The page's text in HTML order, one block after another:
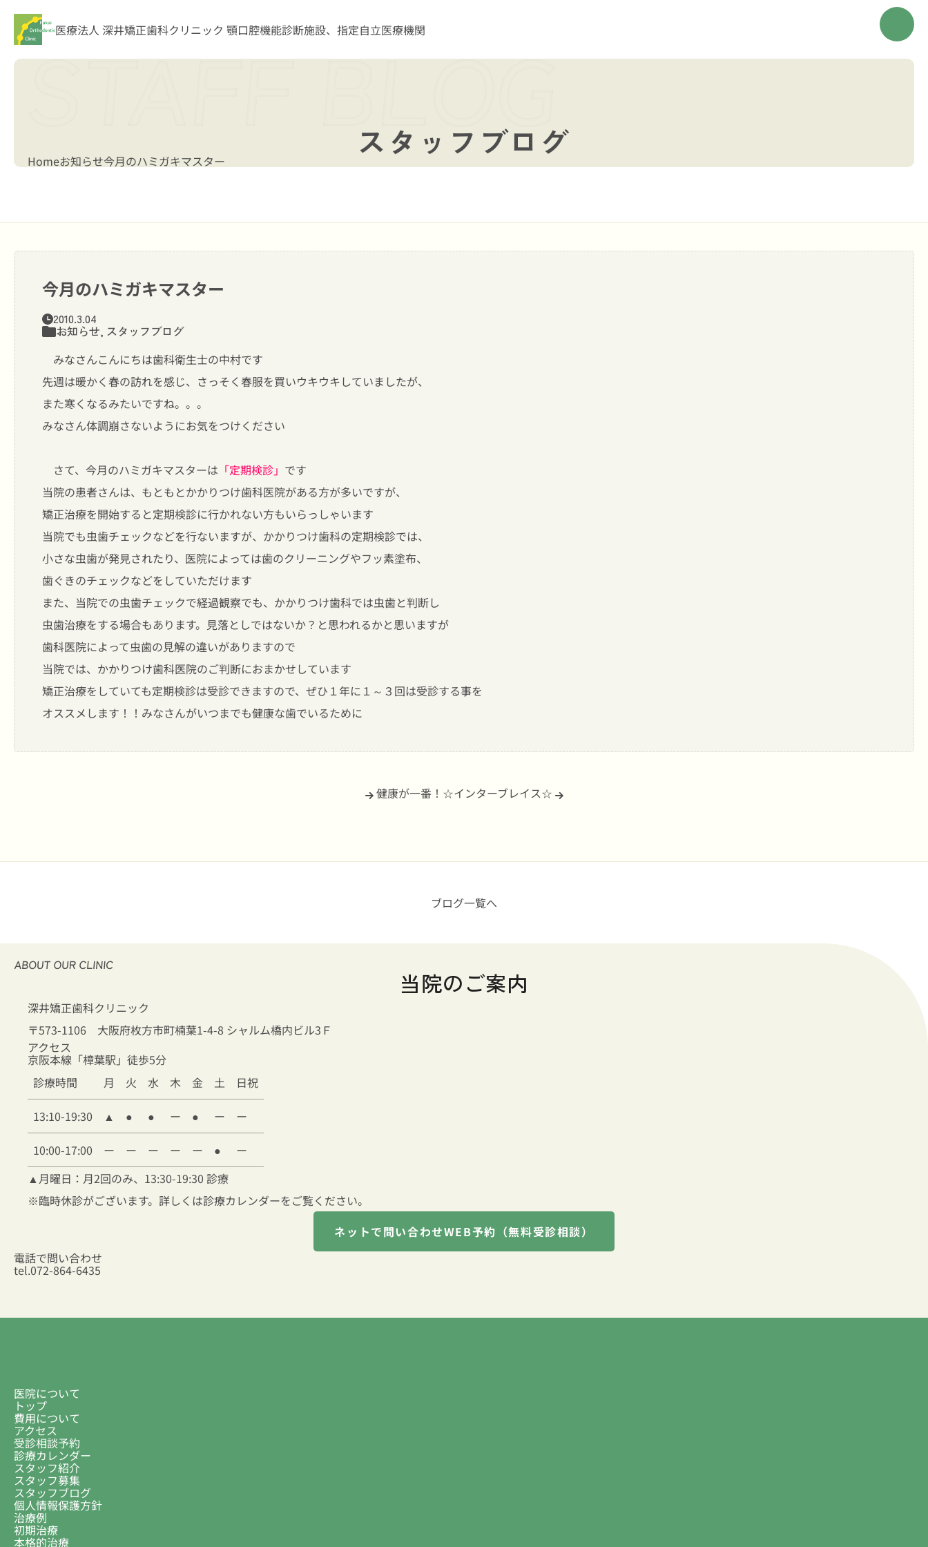
医療法人 深井矯正歯科クリニック 顎口腔機能診断施設、指定自立医療機関
スタッフブログ
Homeお知らせ今月のハミガキマスター
今月のハミガキマスター
2010.3.04
お知らせ, スタッフブログ
みなさんこんにちは歯科衛生士の中村です
先週は暖かく春の訪れを感じ、さっそく春服を買いウキウキしていましたが、
また寒くなるみたいですね。。。
みなさん体調崩さないようにお気をつけください
さて、今月のハミガキマスターは 「定期検診」 です
当院の患者さんは、もともとかかりつけ歯科医院がある方が多いですが、
矯正治療を開始すると定期検診に行かれない方もいらっしゃいます
当院でも虫歯チェックなどを行ないますが、かかりつけ歯科の定期検診では、
小さな虫歯が発見されたり、医院によっては歯のクリーニングやフッ素塗布、
歯ぐきのチェックなどをしていただけます
また、当院での虫歯チェックで経過観察でも、かかりつけ歯科では虫歯と判断し
虫歯治療をする場合もあります。見落としではないか？と思われるかと思いますが
歯科医院によって虫歯の見解の違いがありますので
当院では、かかりつけ歯科医院のご判断におまかせしています
矯正治療をしていても定期検診は受診できますので、ぜひ１年に１～３回は受診する事を
オススメします！！みなさんがいつまでも健康な歯でいるために
健康が一番！ ☆インターブレイス☆
ブログ一覧へ
当院のご案内
深井矯正歯科クリニック
〒573-1106 大阪府枚方市町楠葉1-4-8 シャルム橋内ビル3Ｆ
アクセス
京阪本線「樟葉駅」徒歩5分
診療時間
月 火 水 木 金 土 日祝
13:10-19:30 ▲ ● ● ー ● ー ー
10:00-17:00 ー ー ー ー ー ●
ー
▲月曜日：月2回のみ、13:30-19:30 診療
※臨時休診がございます。詳しくは診療カレンダーをご覧ください。
ネットで問い合わせWEB予約（無料受診相談）
電話で問い合わせ
tel.072-864-6435
医院について
トップ
費用について
アクセス
受診相談予約
診療カレンダー
スタッフ紹介
スタッフ募集
スタッフブログ
個人情報保護方針
治療例
初期治療
本格的治療